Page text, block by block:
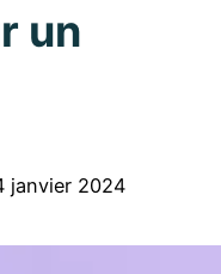
un
janvier 2024